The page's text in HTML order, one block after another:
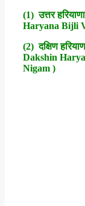
(1) उत्तर
Haryana Bijli
(2) दक्षिण
Dakshin
Nigam )